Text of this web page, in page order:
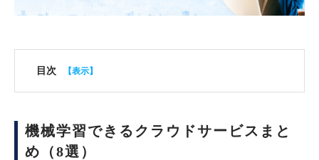
目次
機械学習できるクラウドサービスまと
め（8選）